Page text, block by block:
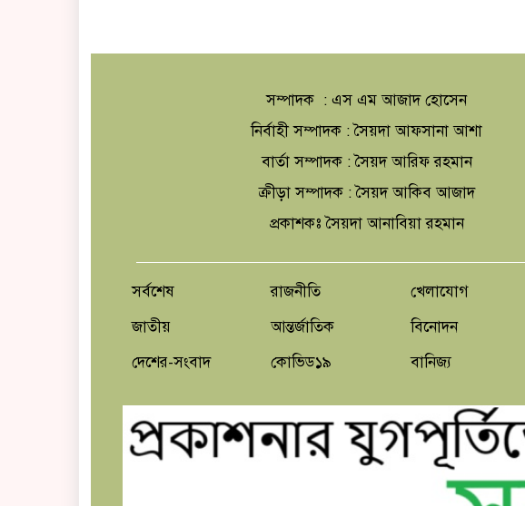
সম্পাদক : এস এম আজাদ হোসেন
নির্বাহী সম্পাদক : সৈয়দা আফসানা আশা
বার্তা সম্পাদক : সৈয়দ আরিফ রহমান
ক্রীড়া সম্পাদক : সৈয়দ আকিব আজাদ
প্রকাশকঃ সৈয়দা আনাবিয়া রহমান
সর্বশেষ
জাতীয়
দেশের-সংবাদ
রাজনীতি
আন্তর্জাতিক
কোভিড১৯
খেলাযোগ
বিনোদন
বানিজ্য